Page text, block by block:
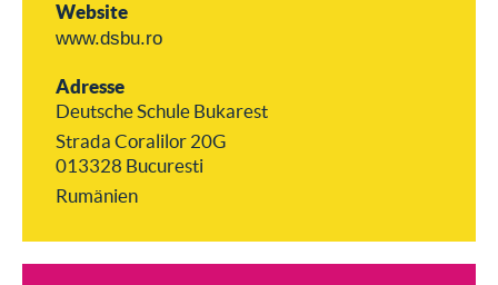
Website
www.dsbu.ro
Adresse
Deutsche Schule Bukarest
Strada Coralilor 20G
013328 Bucuresti
Rumänien